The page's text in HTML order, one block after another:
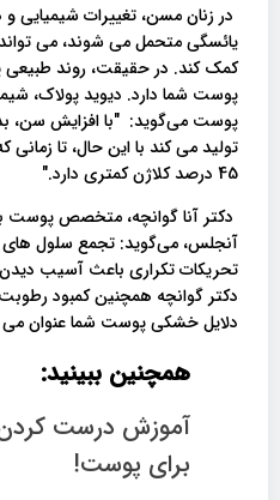
در زنان مسن، تغییرات شیمیایی
یائسگی متحمل می شوند، می
کمک کند. در حقیقت، روند
پوست شما دارد. دیوید پولاک،
پوست می‌گوید: "با افزایش سن،
تولید می کند با این حال، تا
45 درصد کلاژن کمتری دارد."
دکتر آنا گوانچه، متخصص پوست
آنجلس، می‌گوید: تجمع سلول های
تحریکات تکراری باعث آسیب
دکتر گوانچه همچنین کمبود
دلایل خشکی پوست شما عنوان می
همچنین ببینید:
آموزش درست
برای پوست!